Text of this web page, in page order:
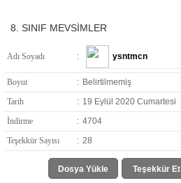
8. SINIF MEVSİMLER
Adı Soyadı : ysntmcn
Boyut : Belirtilmemiş
Tarih
: 19 Eylül 2020 Cumartesi
İndirme
: 4704
Teşekkür Sayısı
: 28
Dosya Yükle Teşekkür Et